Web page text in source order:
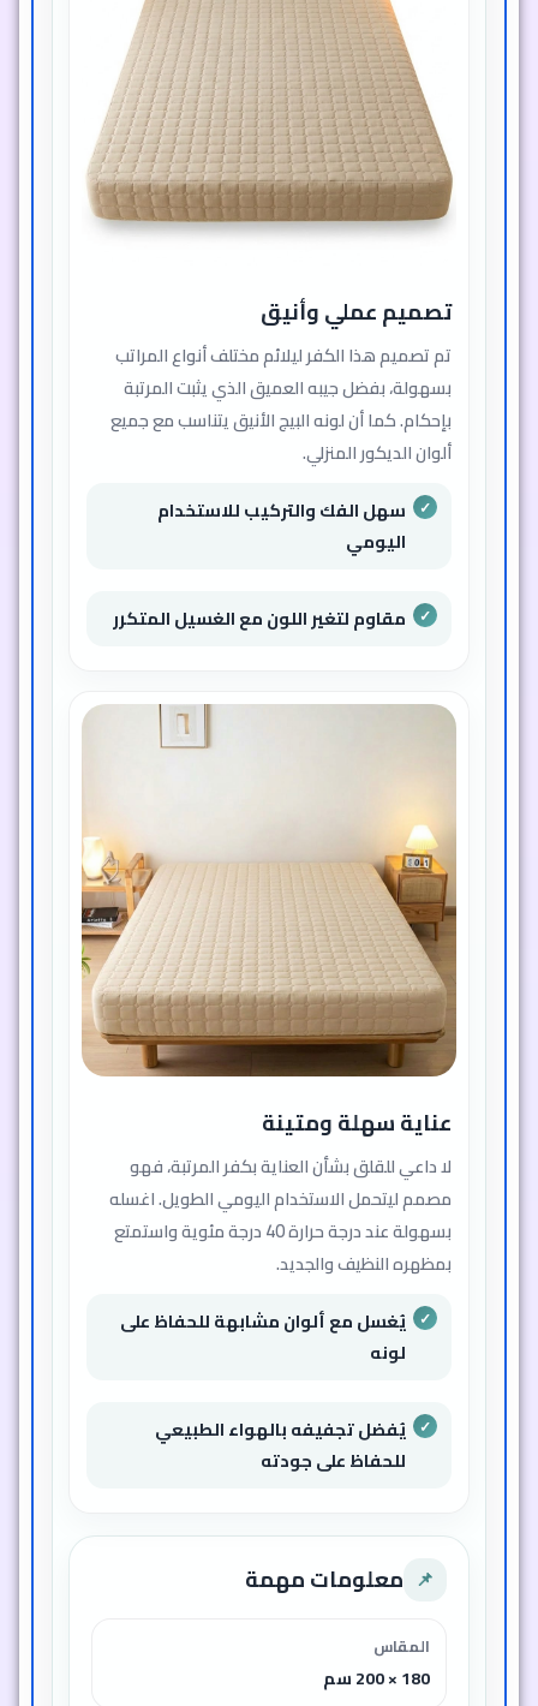
تصميم عملي وأنيق
تم تصميم هذا الكفر ليلائم مختلف أنواع المراتب
بسهولة، بفضل جيبه العميق الذي يثبت المرتبة
بإحكام. كما أن لونه البيج الأنيق يتناسب مع جميع
ألوان الديكور المنزلي.
سهل الفك والتركيب للاستخدام
اليومي
مقاوم لتغير اللون مع الغسيل المتكرر
عناية سهلة ومتينة
لا داعي للقلق بشأن العناية بكفر المرتبة، فهو
مصمم ليتحمل الاستخدام اليومي الطويل. اغسله
بسهولة عند درجة حرارة 40 درجة مئوية واستمتع
بمظهره النظيف والجديد.
يُغسل مع ألوان مشابهة للحفاظ على
لونه
يُفضل تجفيفه بالهواء الطبيعي
للحفاظ على جودته
📌 معلومات مهمة
المقاس
180 × 200 سم